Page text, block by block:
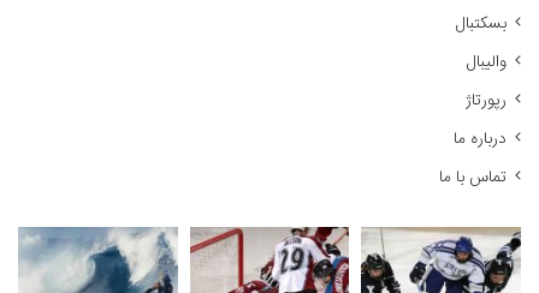
بسکتبال
والیبال
رپورتاژ
درباره ما
تماس با ما